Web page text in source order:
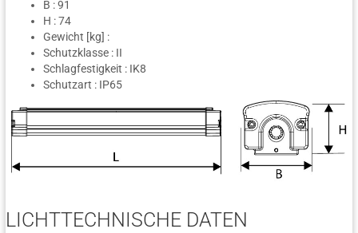
B : 91
H : 74
Gewicht [kg] :
Schutzklasse : II
Schlagfestigkeit : IK8
Schutzart : IP65
LICHTTECHNISCHE DATEN